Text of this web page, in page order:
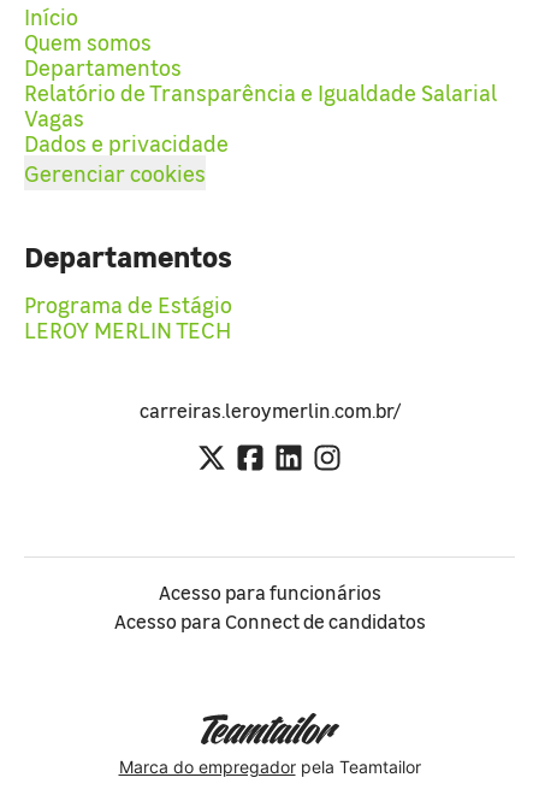
Início
Quem somos
Departamentos
Relatório de Transparência e Igualdade Salarial
Vagas
Dados e privacidade
Gerenciar cookies
Departamentos
Programa de Estágio
LEROY MERLIN TECH
carreiras.leroymerlin.com.br/
Acesso para funcionários
Acesso para Connect de candidatos
Marca do empregadorpela Teamtailor